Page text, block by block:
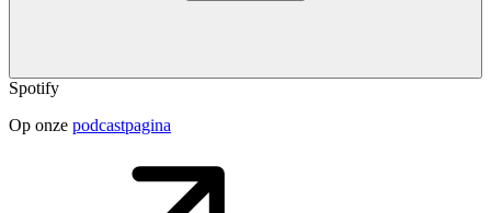
Spotify
Op onze podcastpagina